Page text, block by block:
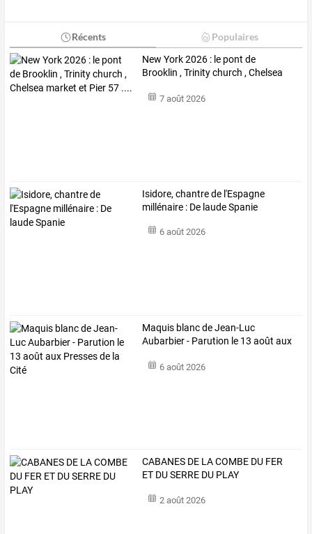
Récents Populaires
New York2026 : le pont de
Brooklin , Trinitychurch , Chelsea
7 août 2026
Isidore, chantre de l'Espagne
millénaire : De laude Spanie
6 août 2026
Maquis blancdeJean-Luc
Aubarbier- Parution le 13 août aux
6 août 2026
CABANES DE LA COMBE DU FER
ET DU SERRE DU PLAY
2 août 2026